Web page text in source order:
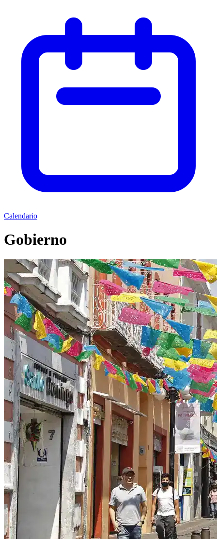
Calendario
Gobierno